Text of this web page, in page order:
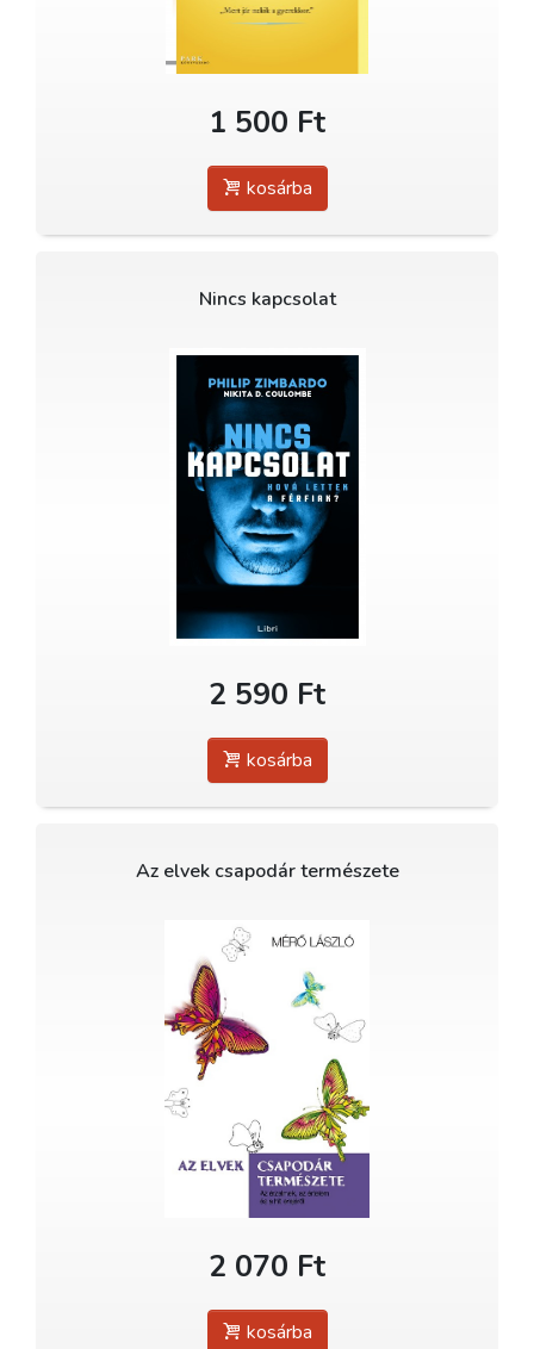
1 500 Ft
kosárba
Nincs kapcsolat
2 590 Ft
kosárba
Az elvek csapodár természete
2 070 Ft
kosárba